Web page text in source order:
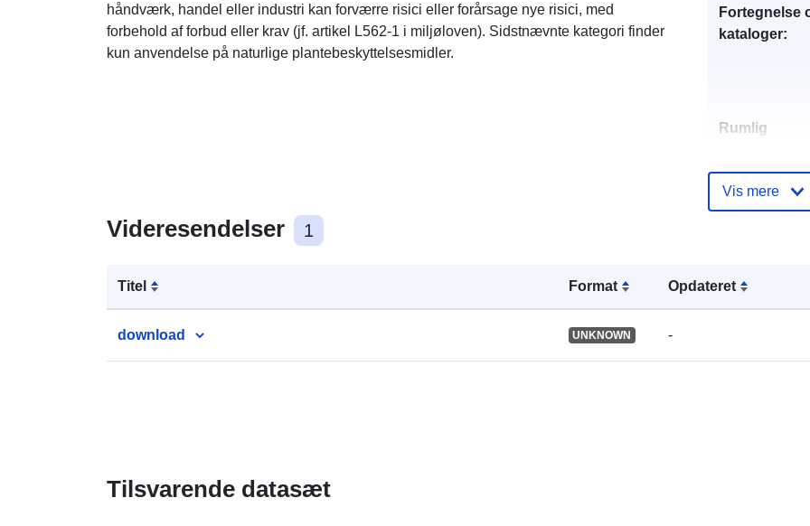
håndværk, handel eller industri kan forværre risici eller forårsage nye risici, med
forbehold af forbud eller krav (jf. artikel L562-1 i miljøloven). Sidstnævnte kategori finder
kun anvendelse på naturlige plantebeskyttelsesmidler.
Videresendelser 1
Titel Format Opdateret
download UNKNOWN -
Fortegnelse
kataloger:
Rumlig
Identifikatorer:
Vis mere
Tilsvarende datasæt